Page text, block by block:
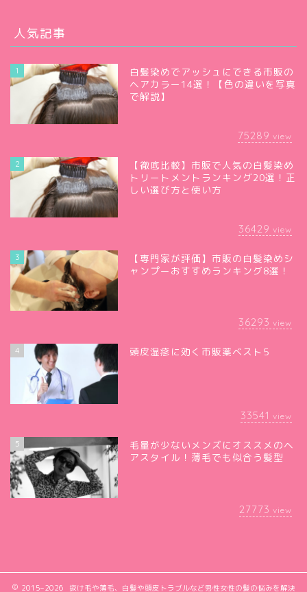
人気記事
1
白髪染めでアッシュにできる市販の
ヘアカラー14選！【色の違いを写真
で解説】
75289 view
2
【徹底比較】市販で人気の白髪染め
トリートメントランキング20選！正
しい選び方と使い方
36429 view
3
【専門家が評価】市販の白髪染めシ
ャンプーおすすめランキング8選！
36293 view
4 頭皮湿疹に効く市販薬ベスト5
33541 view
5
毛量が少ないメンズにオススメのヘ
アスタイル！薄毛でも似合う髪型
27773 view
2015–2026 抜け毛や薄毛、白髪や頭皮トラブルなど男性女性の髪の悩みを解決